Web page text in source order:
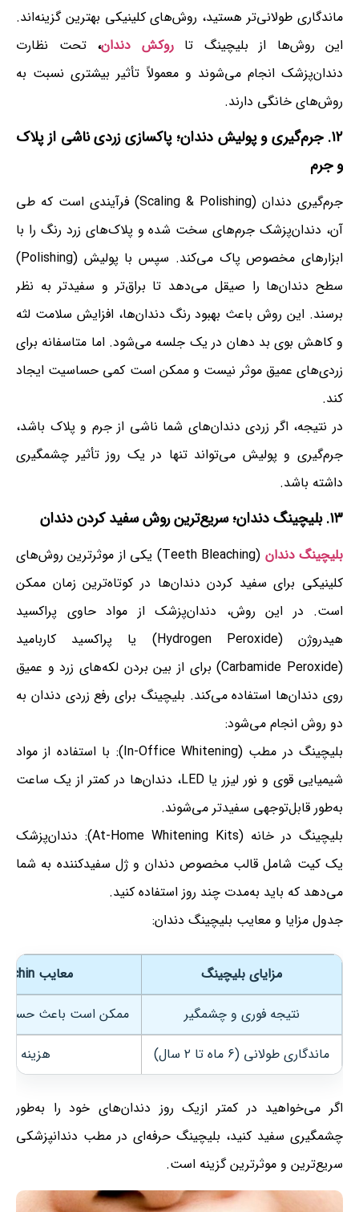
ماندگاری طولانی‌تر هستید، روش‌های کلینیکی بهترین گزینه‌اند.
این روش‌ها از بلیچینگ تاروکش دندان، تحت نظارت
دندان‌پزشک انجام می‌شوند و معمولاً تأثیر بیشتری نسبت به
روش‌های خانگی دارند.
۱۲. جرم‌گیری و پولیش دندان؛ پاکسازی زردی ناشی از پلاک
و جرم
جرم‌گیری دندان (Scaling & Polishing) فرآیندی است که طی
آن، دندان‌پزشک جرم‌های سخت شده و پلاک‌های زرد رنگ را با
ابزارهای مخصوص پاک می‌کند. سپس با پولیش (Polishing)
سطح دندان‌ها را صیقل می‌دهد تا براق‌تر و سفیدتر به نظر
برسند. این روش باعث بهبود رنگ دندان‌ها، افزایش سلامت لثه
و کاهش بوی بد دهان در یک جلسه می‌شود. اما متاسفانه برای
زردی‌های عمیق موثر نیست و ممکن است کمی حساسیت ایجاد
کند.
در نتیجه، اگر زردی دندان‌های شما ناشی از جرم و پلاک باشد،
جرم‌گیری و پولیش می‌تواند تنها در یک روز تأثیر چشمگیری
داشته باشد.
۱۳. بلیچینگ دندان؛ سریع‌ترین روش سفید کردن دندان
بلیچینگ دندان
(Teeth Bleaching) یکی از موثرترین روش‌های
کلینیکی برای سفید کردن دندان‌ها در کوتاه‌ترین زمان ممکن
است. در این روش، دندان‌پزشک از مواد حاوی پراکسید
هیدروژن (Hydrogen Peroxide) یا پراکسید کاربامید
(Carbamide Peroxide) برای از بین بردن لکه‌های زرد و عمیق
روی دندان‌ها استفاده می‌کند. بلیچینگ برای رفع زردی دندان به
دو روش انجام می‌شود:
بلیچینگ در مطب (In-Office Whitening): با استفاده از مواد
شیمیایی قوی و نور لیزر یا LED، دندان‌ها در کمتر از یک ساعت
به‌طور قابل‌توجهی سفیدتر می‌شوند.
بلیچینگ در خانه (At-Home Whitening Kits): دندان‌پزشک
یک کیت شامل قالب مخصوص دندان و ژل سفیدکننده به شما
می‌دهد که باید به‌مدت چند روز استفاده کنید.
جدول مزایا و معایب بلیچینگ دندان:
مزایای بلیچینگ
معایب Teeth Bleachin
نتیجه فوری و چشمگیر
ممکن است باعث
ماندگاری طولانی (۶ ماه تا ۲ سال)
هزینه
اگر می‌خواهید در کمتر ازیک روز دندان‌های خود را به‌طور
چشمگیری سفید کنید، بلیچینگ حرفه‌ای در مطب دندانپزشکی
سریع‌ترین و موثرترین گزینه است.